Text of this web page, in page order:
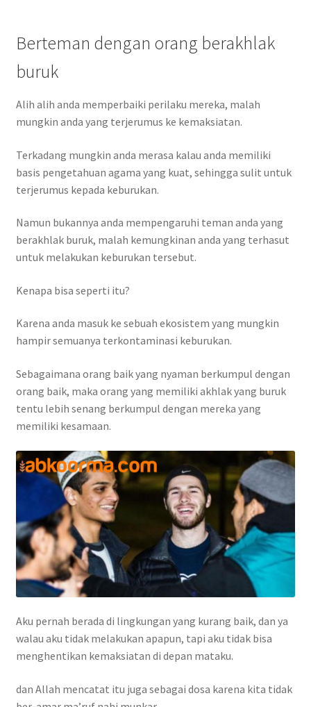
Berteman dengan orang berakhlak
buruk
Alih alih anda memperbaiki perilaku mereka, malah
mungkin anda yang terjerumus ke kemaksiatan.
Terkadang mungkin anda merasa kalau anda memiliki
basis pengetahuan agama yang kuat, sehingga sulit untuk
terjerumus kepada keburukan.
Namun bukannya anda mempengaruhi teman anda yang
berakhlak buruk, malah kemungkinan anda yang terhasut
untuk melakukan keburukan tersebut.
Kenapa bisa seperti itu?
Karena anda masuk ke sebuah ekosistem yang mungkin
hampir semuanya terkontaminasi keburukan.
Sebagaimana orang baik yang nyaman berkumpul dengan
orang baik, maka orang yang memiliki akhlak yang buruk
tentu lebih senang berkumpul dengan mereka yang
memiliki kesamaan.
Aku pernah berada di lingkungan yang kurang baik, dan ya
walau aku tidak melakukan apapun, tapi aku tidak bisa
menghentikan kemaksiatan di depan mataku.
dan Allah mencatat itu juga sebagai dosa karena kita tidak